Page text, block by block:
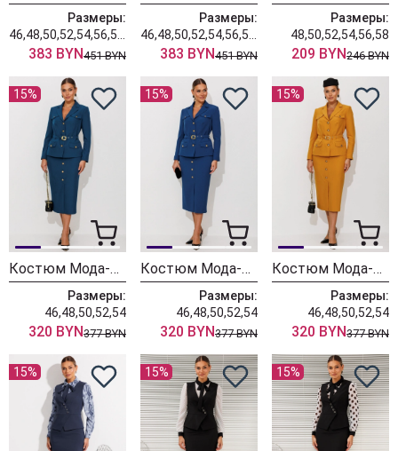
Размеры:
383 BYN451 BYN
Размеры:
383 BYN451 BYN
Размеры:
48,50,52,54,56,58
209 BYN246 BYN
15%
Костюм Мода-Юрс 26-2935 темная бирюза
Размеры:
46,48,50,52,54
320 BYN377 BYN
15%
Костюм Мода-Юрс 26-2935 синий
Размеры:
46,48,50,52,54
320 BYN377 BYN
15%
Костюм Мода-Юрс 26-2935 горчица
Размеры:
46,48,50,52,54
320 BYN377 BYN
15% 15% 15%